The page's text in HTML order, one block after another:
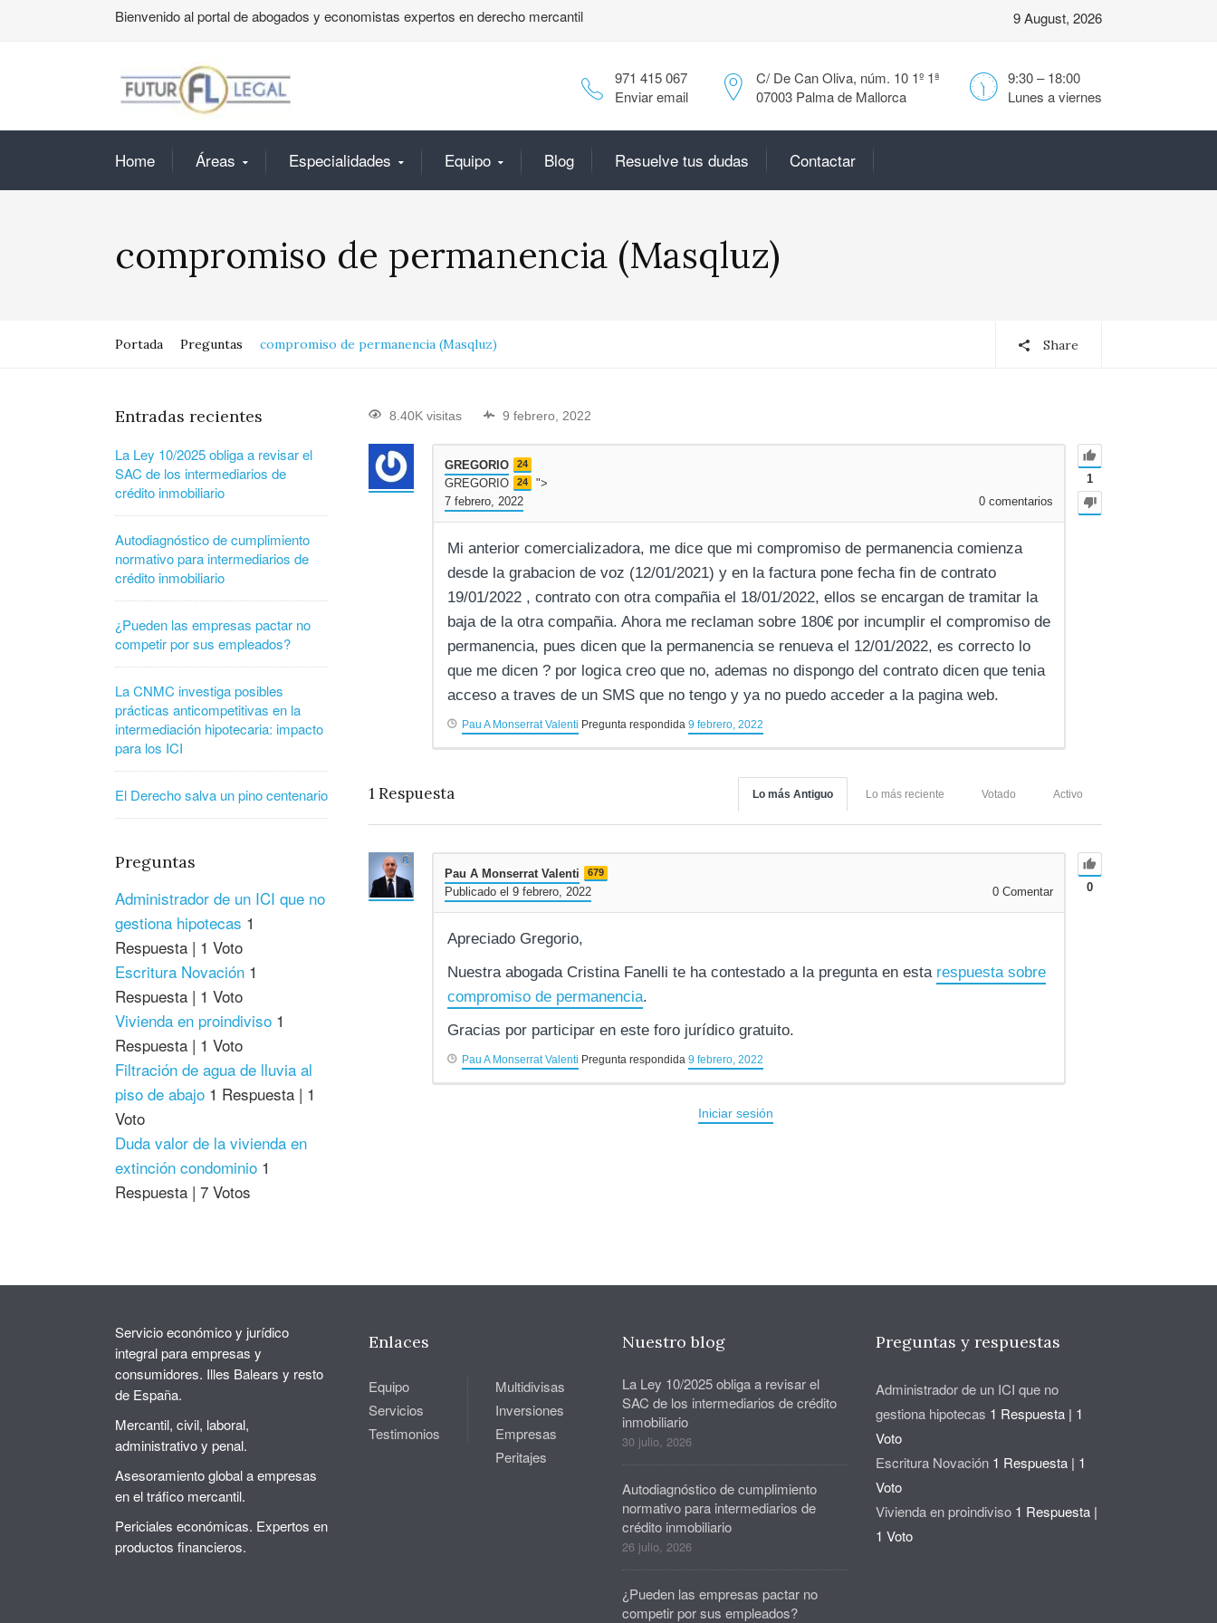
Bienvenido al portal de abogados y economistas expertos en derecho mercantil 9 August, 2026
9:30 – 18:00
Lunes a viernes
C/ De Can Oliva, núm. 10 1º 1ª
07003 Palma de Mallorca
971 415 067
Enviar email
Home Áreas Especialidades Equipo Blog Resuelve tus dudas Contactar
compromiso de permanencia (Masqluz)
Portada Preguntas compromiso de permanencia (Masqluz) Share
8.40K visitas 9 febrero, 2022
1
GREGORIO 24
GREGORIO 24
">
7 febrero, 2022
0 comentarios
Mi anterior comercializadora, me dice que mi compromiso de permanencia comienza
desde la grabacion de voz (12/01/2021) y en la factura pone fecha fin de contrato
19/01/2022 , contrato con otra compañia el 18/01/2022, ellos se encargan de tramitar la
baja de la otra compañia. Ahora me reclaman sobre 180€ por incumplir el compromiso de
permanencia, pues dicen que la permanencia se renueva el 12/01/2022, es correcto lo
que me dicen ? por logica creo que no, ademas no dispongo del contrato dicen que tenia
acceso a traves de un SMS que no tengo y ya no puedo acceder a la pagina web.
Pau A Monserrat Valenti Pregunta respondida 9 febrero, 2022
1 Respuesta Activo
Votado
Lo más reciente
Lo más Antiguo
0
Pau A Monserrat Valenti 679
Publicado el 9 febrero, 2022 0 Comentar
Apreciado Gregorio,
Nuestra abogada Cristina Fanelli te ha contestado a la pregunta en esta respuesta sobre
compromiso de permanencia.
Gracias por participar en este foro jurídico gratuito.
Pau A Monserrat Valenti Pregunta respondida 9 febrero, 2022
Iniciar sesión
Entradas recientes
La Ley 10/2025 obliga a revisar el
SAC de los intermediarios de
crédito inmobiliario
Autodiagnóstico de cumplimiento
normativo para intermediarios de
crédito inmobiliario
¿Pueden las empresas pactar no
competir por sus empleados?
La CNMC investiga posibles
prácticas anticompetitivas en la
intermediación hipotecaria: impacto
para los ICI
El Derecho salva un pino centenario
Preguntas
Administrador de un ICI que no
gestiona hipotecas 1
Respuesta | 1 Voto
Escritura Novación 1
Respuesta | 1 Voto
Vivienda en proindiviso 1
Respuesta | 1 Voto
Filtración de agua de lluvia al
piso de abajo 1 Respuesta | 1
Voto
Duda valor de la vivienda en
extinción condominio 1
Respuesta | 7 Votos
Servicio económico y jurídico
integral para empresas y
consumidores. Illes Balears y resto
de España.
Mercantil, civil, laboral,
administrativo y penal.
Asesoramiento global a empresas
en el tráfico mercantil.
Periciales económicas. Expertos en
productos financieros.
Enlaces
Equipo
Servicios
Testimonios
Multidivisas
Inversiones
Empresas
Peritajes
Nuestro blog
La Ley 10/2025 obliga a revisar el
SAC de los intermediarios de crédito
inmobiliario
30 julio, 2026
Autodiagnóstico de cumplimiento
normativo para intermediarios de
crédito inmobiliario
26 julio, 2026
¿Pueden las empresas pactar no
competir por sus empleados?
Preguntas y respuestas
Administrador de un ICI que no
gestiona hipotecas 1 Respuesta | 1
Voto
Escritura Novación 1 Respuesta | 1
Voto
Vivienda en proindiviso 1 Respuesta |
1 Voto